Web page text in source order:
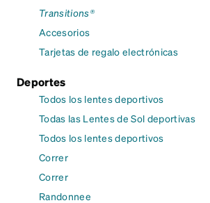
Transitions®
Accesorios
Tarjetas de regalo electrónicas
Deportes
Todos los lentes deportivos
Todas las Lentes de Sol deportivas
Todos los lentes deportivos
Correr
Correr
Randonnee